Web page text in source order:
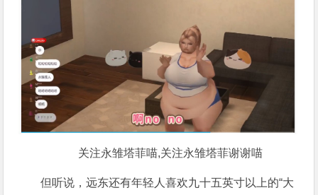
关注永雏塔菲喵,关注永雏塔菲谢谢喵
但听说，远东还有年轻人喜欢九十五英寸以上的“大